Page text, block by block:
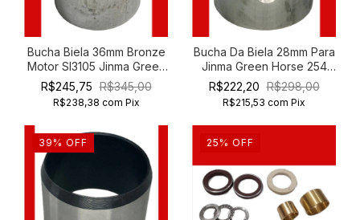
Bucha Biela 36mm Bronze
Motor Sl3105 Jinma Green
Horse 454
R$245,75 R$345,00
R$238,38 com Pix
Bucha Da Biela 28mm Para
Jinma Green Horse 254
Km385bt
R$222,20 R$298,00
R$215,53 com Pix
39 % OFF 25 % OFF